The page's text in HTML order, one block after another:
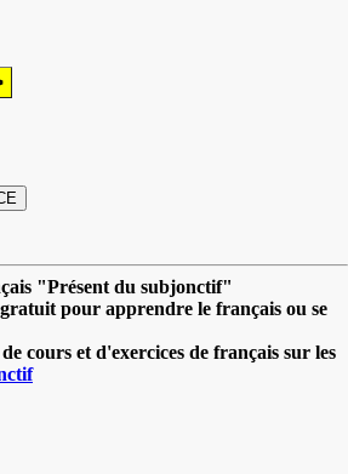
"Présent du subjonctif"
pour apprendre le français ou se
cours et d'exercices de français sur les